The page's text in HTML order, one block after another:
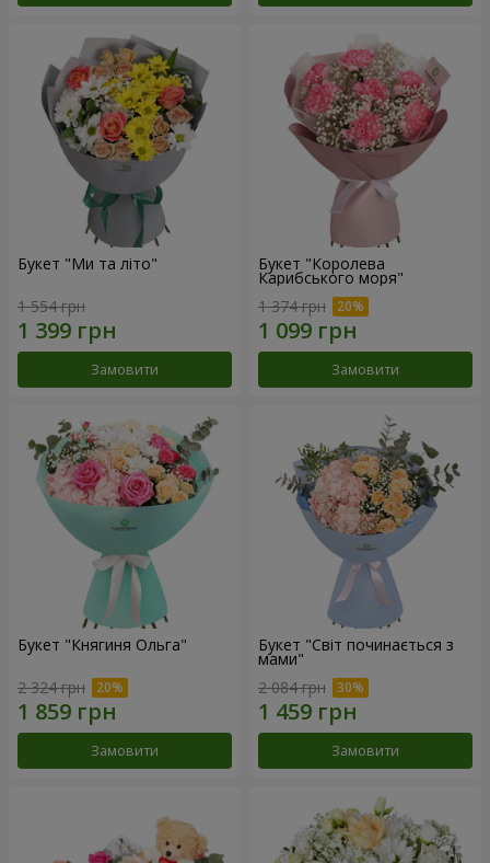
Букет "Ми та літо"
1 554 грн
Замовити
Букет "Королева
Карибського моря"
1 374 грн
Замовити
Букет "Княгиня Ольга"
2 324 грн
Замовити
Букет "Світ починається з
мами"
2 084 грн
Замовити